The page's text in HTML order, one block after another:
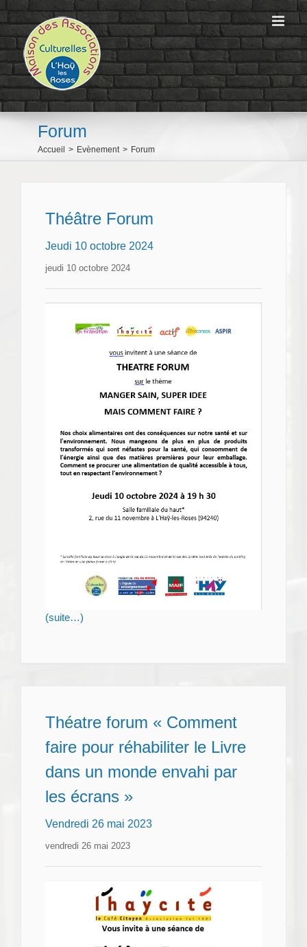
Passer
au
contenu
Forum
Accueil > Evènement > Forum
Théâtre Forum
Jeudi 10 octobre 2024
jeudi 10 octobre 2024
(suite…)
Théatre forum « Comment
faire pour réhabiliter le Livre
dans un monde envahi par
les écrans »
Vendredi 26 mai 2023
vendredi 26 mai 2023